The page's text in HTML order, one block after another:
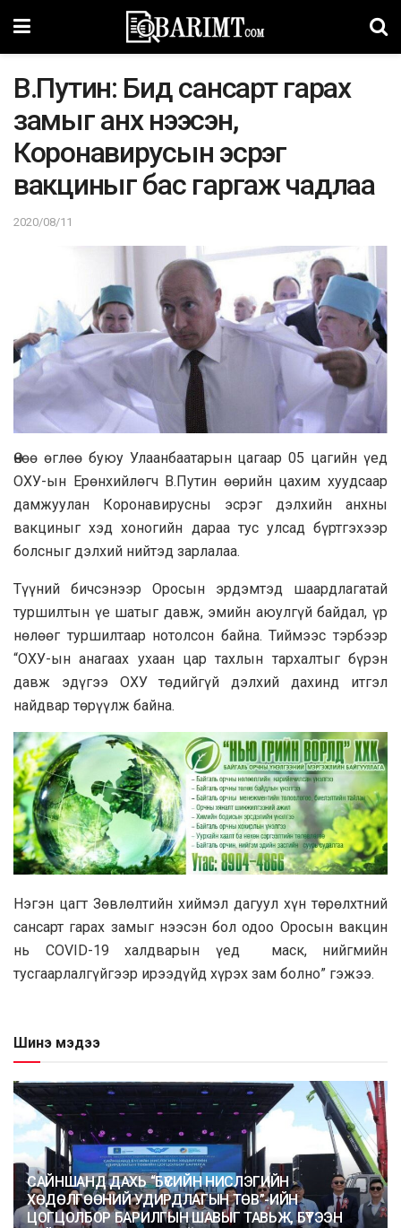
B.Путин: Бид сансарт гарах
замыг анх нээсэн,
Коронавирусын эсрэг
вакциныг бас гаргаж чадлаа
2020/08/11
Өнөө өглөө буюу Улаанбаатарын цагаар 05 цагийн үед
ОХУ-ын Ерөнхийлөгч В.Путин өөрийн цахим хуудсаар
дамжуулан Коронавирусны эсрэг дэлхийн анхны
вакциныг хэд хоногийн дараа тус улсад бүртгэхээр
болсныг дэлхий нийтэд зарлалаа.
Түүний бичсэнээр Оросын эрдэмтэд шаардлагатай
туршилтын үе шатыг давж, эмийн аюулгүй байдал, үр
нөлөөг туршилтаар нотолсон байна. Тиймээс тэрбээр
“ОХУ-ын анагаах ухаан цар тахлын тархалтыг бүрэн
давж эдүгээ ОХУ төдийгүй дэлхий дахинд итгэл
найдвар төрүүлж байна.
Нэгэн цагт Зөвлөлтийн хиймэл дагуул хүн төрөлхтний
сансарт гарах замыг нээсэн бол одоо Оросын вакцин
нь COVID-19 халдварын үед маск, нийгмийн
тусгаарлалгүйгээр ирээдүйд хүрэх зам болно” гэжээ.
Шинэ мэдээ
САЙНШАНД ДАХЬ “БҮСИЙН НИСЛЭГИЙН
ХӨДӨЛГӨӨНИЙ УДИРДЛАГЫН ТӨВ”-ИЙН
ЦОГЦОЛБОР БАРИЛГЫН ШАВЫГ ТАВЬЖ, БҮТЭЭН